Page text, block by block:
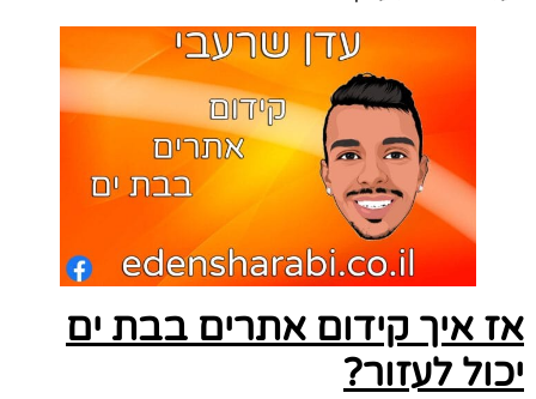
אז איך קידום אתרים בבת ים
יכול לעזור?